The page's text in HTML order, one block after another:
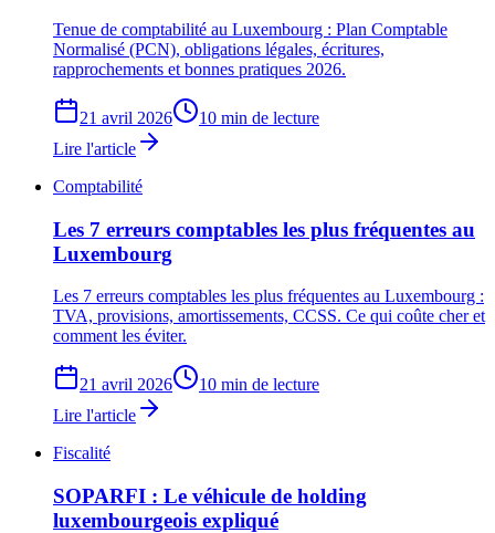
Tenue de comptabilité au Luxembourg : Plan Comptable
Normalisé (PCN), obligations légales, écritures,
rapprochements et bonnes pratiques 2026.
21 avril 2026
10 min de lecture
Lire l'article
Comptabilité
Les 7 erreurs comptables les plus fréquentes au
Luxembourg
Les 7 erreurs comptables les plus fréquentes au Luxembourg :
TVA, provisions, amortissements, CCSS. Ce qui coûte cher et
comment les éviter.
21 avril 2026
10 min de lecture
Lire l'article
Fiscalité
SOPARFI : Le véhicule de holding
luxembourgeois expliqué